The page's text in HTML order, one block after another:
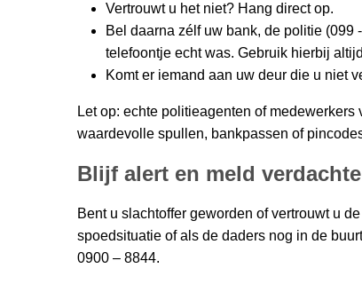
Vertrouwt u het niet? Hang direct op.
Bel daarna zélf uw bank, de politie (099
telefoontje echt was. Gebruik hierbij
Komt er iemand aan uw deur die u niet
Let op: echte politieagenten of
waardevolle spullen, bankpassen of
Blijf alert en meld
Bent u slachtoffer geworden of vertrouwt u
spoedsituatie of als de daders nog in de
0900 – 8844.